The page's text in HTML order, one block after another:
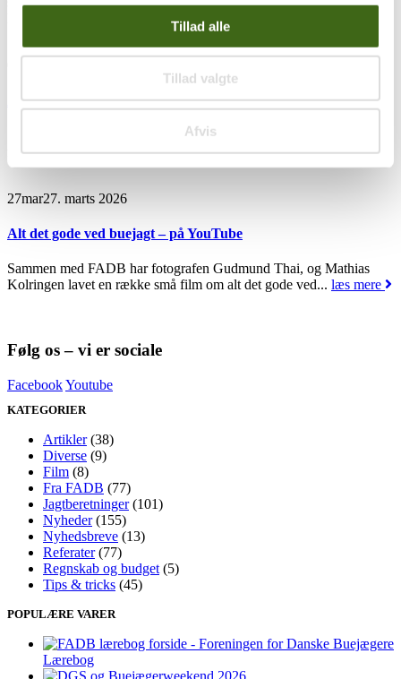
Tillad alle
Tillad valgte
Afvis
Alt det gode ved buejagt
Så er næste afsnit af "Alt det gode ved buejagt" klar. I dette afsnit
møde Mathias Kolringen og Gudmund Thai...læs mere
27mar27. marts 2026
Alt det gode ved buejagt – på YouTube
Sammen med FADB har fotografen Gudmund Thai, og Mathias
Kolringen lavet en række små film om alt det gode ved... læs mere
Følg os – vi er sociale
FacebookYoutube
KATEGORIER
Artikler(38)
Diverse (9)
Film (8)
Fra FADB (77)
Jagtberetninger(101)
Nyheder(155)
Nyhedsbreve (13)
Referater(77)
Regnskab og budget (5)
Tips & tricks (45)
POPULÆRE VARER
Lærebog